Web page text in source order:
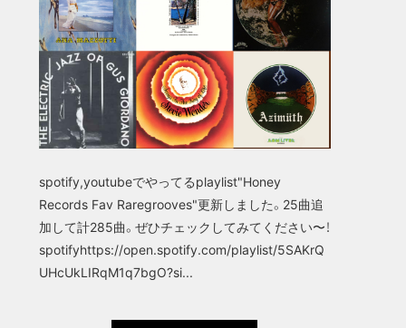
spotify,youtubeでやってるplaylist"Honey
Records Fav Raregrooves"更新しました。25曲追
加して計285曲。ぜひチェックしてみてください〜！
spotifyhttps://open.spotify.com/playlist/5SAKrQ
UHcUkLIRqM1q7bgO?si...